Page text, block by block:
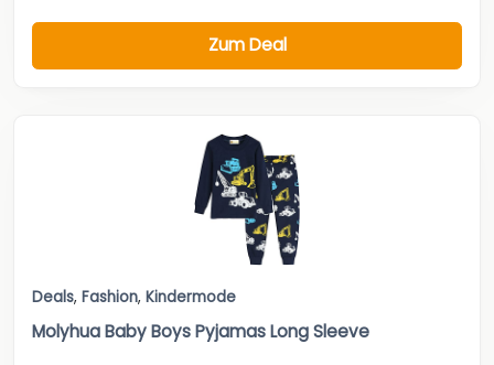
Zum Deal
Deals, Fashion, Kindermode
Molyhua Baby Boys Pyjamas Long Sleeve